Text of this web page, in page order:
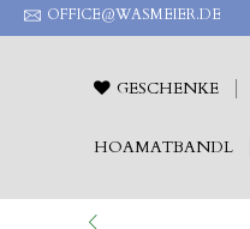
OFFICE@WASMEIER.DE
GESCHENKE
HOAMATBANDL